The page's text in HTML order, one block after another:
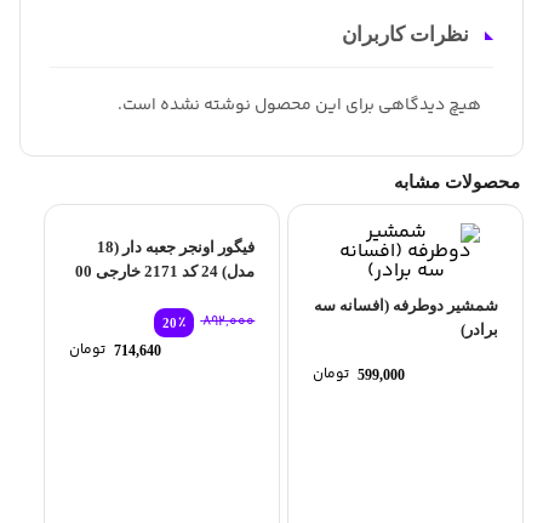
نظرات کاربران
هیچ دیدگاهی برای این محصول نوشته نشده است.
محصولات مشابه
شمشیر دوطرفه (افسانه سه
برادر)
599,000 تومان
فیگور اونجر جعبه دار (18
مدل) 24 کد 2171 خارجی 00
٪20 892,000
قیمت
اصلی: 714,640 تومان